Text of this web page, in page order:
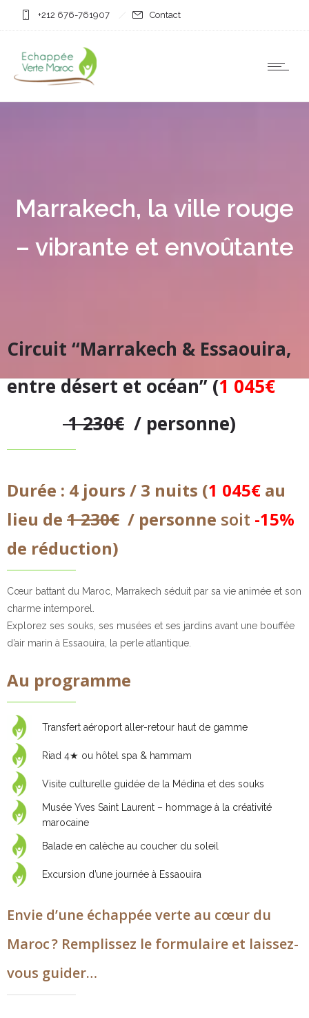
+212 676-761907 Contact
Marrakech, la ville rouge
– vibrante et envoûtante
Circuit “Marrakech & Essaouira,
entre désert et océan” (1 045€au
1 230€ / personne)
Durée : 4 jours / 3 nuits (1 045€ au
lieu de 1 230€ / personne soit -15%
de réduction)
Cœur battant du Maroc, Marrakech séduit par sa vie animée et son
charme intemporel.
Explorez ses souks, ses musées et ses jardins avant une bouffée
d’air marin à Essaouira, la perle atlantique.
Au programme
Transfert aéroport aller-retour haut de gamme
Riad 4★ ou hôtel spa & hammam
Visite culturelle guidée de la Médina et des souks
Musée Yves Saint Laurent – hommage à la créativité
marocaine
Balade en calèche au coucher du soleil
Excursion d’une journée à Essaouira
Envie d’une échappée verte au cœur du
Maroc ? Remplissez le formulaire et laissez-
vous guider…